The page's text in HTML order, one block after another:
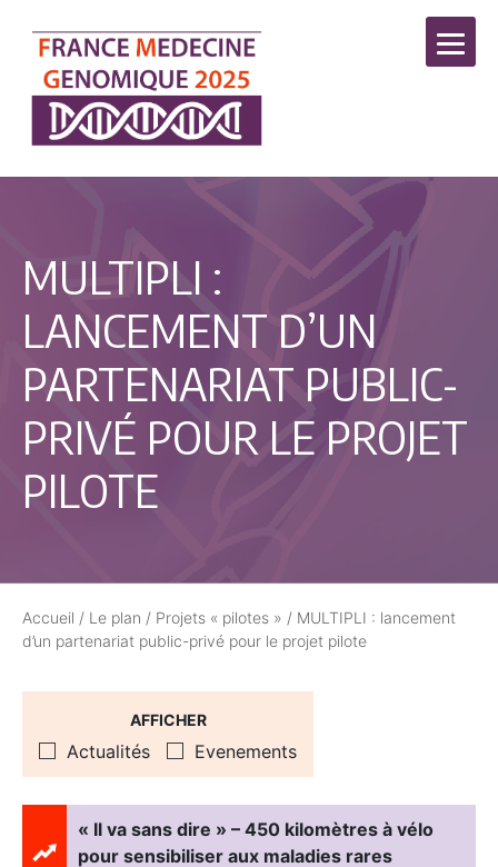
MULTIPLI :
LANCEMENT D’UN
PARTENARIAT PUBLIC-
PRIVÉ POUR LE PROJET
PILOTE
Accueil / Le plan / Projets « pilotes » / MULTIPLI : lancement
d’un partenariat public-privé pour le projet pilote
AFFICHER
Actualités Evenements
« Il va sans dire » – 450 kilomètres à vélo
pour sensibiliser aux maladies rares